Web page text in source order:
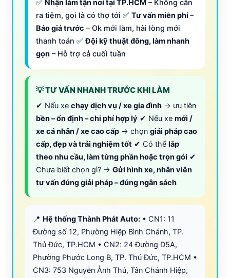
✅ Nhận làm tận nơi tại TP.HCM – Không cần
ra tiệm, gọi là có thợ tới ✅ Tư vấn miễn phí –
Báo giá trước – Ok mới làm, hài lòng mới
thanh toán ✅Đội kỹ thuật đông, làm nhanh
gọn – Hỗ trợ cả cuối tuần
💡 TƯ VẤN NHANH TRƯỚC KHI LÀM
✔ Nếu xe chạy dịch vụ / xe gia đình → ưu tiên
bền – ổn định – chi phí hợp lý ✔ Nếu xe mới /
xe cá nhân / xe cao cấp → chọn giải pháp cao
cấp, đẹp và trải nghiệm tốt ✔ Có thể lắp
theo nhu cầu, làm từng phần hoặc trọn gói ✔
Chưa biết chọn gì? → Gửi hình xe, nhân viên
tư vấn đúng giải pháp – đúng ngân sách
📍 Hệ thống Thành Phát Auto: • CN1: 11
Đường số 12, Phường Hiệp Bình Chánh, TP.
Thủ Đức, TP.HCM • CN2: 24 Đường D5A,
Phường Phước Long B, TP. Thủ Đức, TP.HCM •
CN3: 753 Nguyễn Ảnh Thủ, Tân Chánh Hiệp,